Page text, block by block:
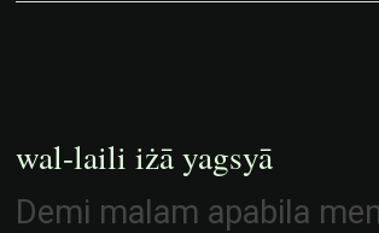
wal-laili iżā yagsyā
Demi malam apabila